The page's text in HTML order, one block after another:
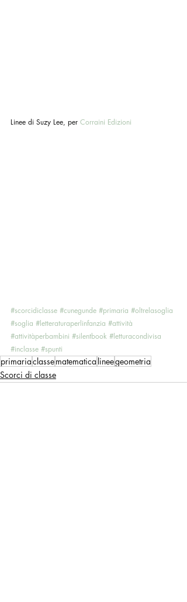
Linee di Suzy Lee, per Corraini Edizioni
#scorcidiclasse #cunegunde #primaria #oltrelasoglia
#soglia #letteraturaperlinfanzia #attività
#attivitàperbambini #silentbook #letturacondivisa
#inclasse #spunti
primariaclassematematica lineegeometria
Scorci di classe